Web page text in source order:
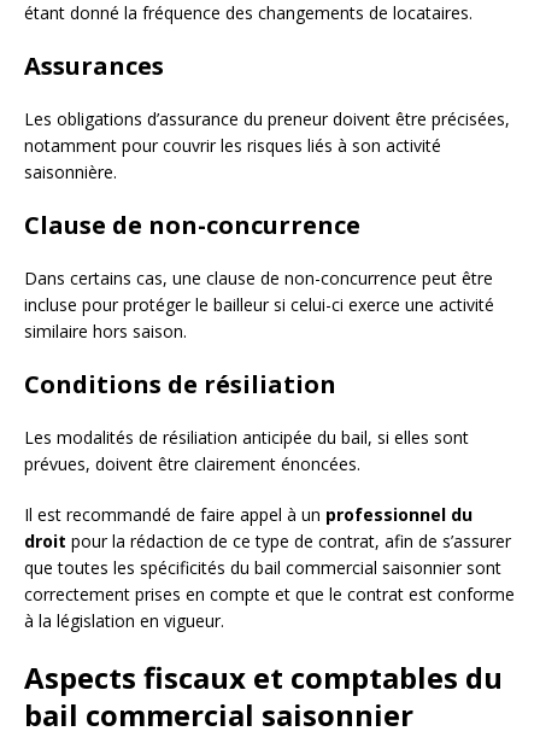
étant donné la fréquence des changements de locataires.
Assurances
Les obligations d’assurance du preneur doivent être précisées,
notamment pour couvrir les risques liés à son activité
saisonnière.
Clause de non-concurrence
Dans certains cas, une clause de non-concurrence peut être
incluse pour protéger le bailleur si celui-ci exerce une activité
similaire hors saison.
Conditions de résiliation
Les modalités de résiliation anticipée du bail, si elles sont
prévues, doivent être clairement énoncées.
Il est recommandé de faire appel à un professionnel du
droit pour la rédaction de ce type de contrat, afin de s’assurer
que toutes les spécificités du bail commercial saisonnier sont
correctement prises en compte et que le contrat est conforme
à la législation en vigueur.
Aspects fiscaux et comptables du
bail commercial saisonnier